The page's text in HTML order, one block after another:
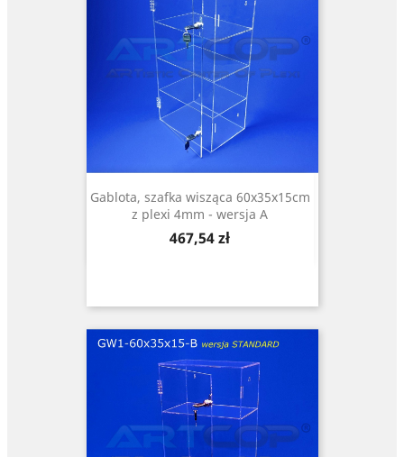
Gablota, szafka wisząca 60x35x15cm
z plexi 4mm - wersja A
Cena
467,54 zł